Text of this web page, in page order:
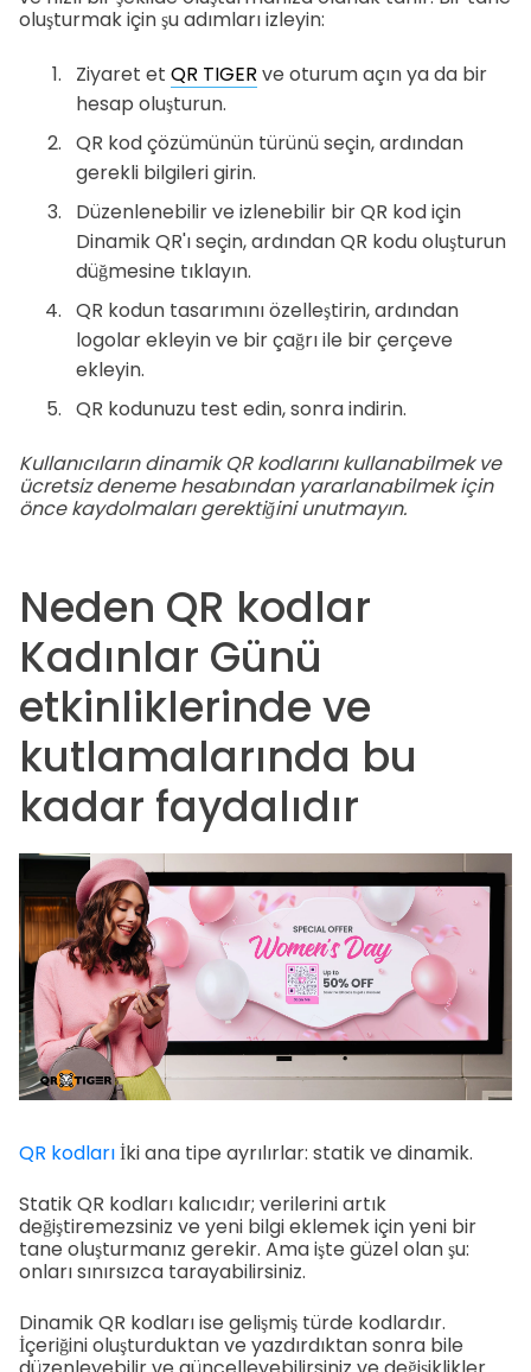
oluşturmak için şu adımları izleyin:
Ziyaret et QR TIGER ve oturum açın ya da bir
hesap oluşturun.
QR kod çözümünün türünü seçin, ardından
gerekli bilgileri girin.
Düzenlenebilir ve izlenebilir bir QR kod için
Dinamik QR'ı seçin, ardından QR kodu oluşturun
düğmesine tıklayın.
QR kodun tasarımını özelleştirin, ardından
logolar ekleyin ve bir çağrı ile bir çerçeve
ekleyin.
QR kodunuzu test edin, sonra indirin.
Kullanıcıların dinamik QR kodlarını kullanabilmek ve
ücretsiz deneme hesabından yararlanabilmek için
önce kaydolmaları gerektiğini unutmayın.
Neden QR kodlar
Kadınlar Günü
etkinliklerinde ve
kutlamalarında bu
kadar faydalıdır
QR kodlarıİki ana tipe ayrılırlar: statik ve dinamik.
Statik QR kodları kalıcıdır; verilerini artık
değiştiremezsiniz ve yeni bilgi eklemek için yeni bir
tane oluşturmanız gerekir. Ama işte güzel olan şu:
onları sınırsızca tarayabilirsiniz.
Dinamik QR kodları ise gelişmiş türde kodlardır.
İçeriğini oluşturduktan ve yazdırdıktan sonra bile